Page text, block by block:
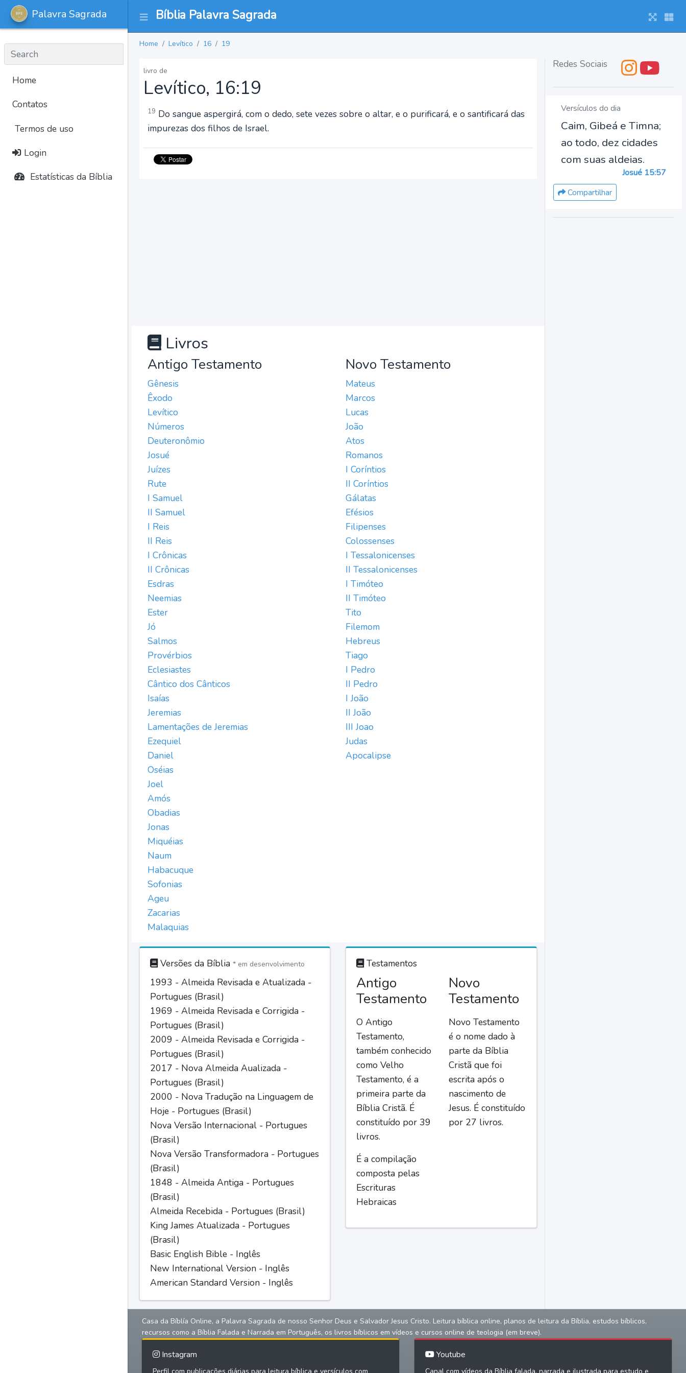
Bíblia Palavra Sagrada
Palavra Sagrada
Home
Contatos
Termos de uso
Login
Estatísticas da Bíblia
Home Levítico 16 19
livro de
Levítico, 16:19
19 Do sangue aspergirá, com o dedo, sete vezes sobre o altar, e o purificará, e o santificará das
impurezas dos filhos de Israel.
Livros
Antigo Testamento
Gênesis
Êxodo
Levítico
Números
Deuteronômio
Josué
Juízes
Rute
I Samuel
II Samuel
I Reis
II Reis
I Crônicas
II Crônicas
Esdras
Neemias
Ester
Jó
Salmos
Provérbios
Eclesiastes
Cântico dos Cânticos
Isaías
Jeremias
Lamentações de Jeremias
Ezequiel
Daniel
Oséias
Joel
Amós
Obadias
Jonas
Miquéias
Naum
Habacuque
Sofonias
Ageu
Zacarias
Malaquias
Novo Testamento
Mateus
Marcos
Lucas
João
Atos
Romanos
I Coríntios
II Coríntios
Gálatas
Efésios
Filipenses
Colossenses
I Tessalonicenses
II Tessalonicenses
I Timóteo
II Timóteo
Tito
Filemom
Hebreus
Tiago
I Pedro
II Pedro
I João
II João
III Joao
Judas
Apocalipse
Versões da Bíblia * em desenvolvimento
1993 - Almeida Revisada e Atualizada -
Portugues (Brasil)
1969 - Almeida Revisada e Corrigida -
Portugues (Brasil)
2009 - Almeida Revisada e Corrigida -
Portugues (Brasil)
2017 - Nova Almeida Aualizada -
Portugues (Brasil)
2000 - Nova Tradução na Linguagem de
Hoje - Portugues (Brasil)
Nova Versão Internacional - Portugues
(Brasil)
Nova Versão Transformadora - Portugues
(Brasil)
1848 - Almeida Antiga - Portugues
(Brasil)
Almeida Recebida - Portugues (Brasil)
King James Atualizada - Portugues
(Brasil)
Basic English Bible - Inglês
New International Version - Inglês
American Standard Version - Inglês
Testamentos
Antigo
Testamento
O Antigo
Testamento,
também conhecido
como Velho
Testamento, é a
primeira parte da
Bíblia Cristã. É
constituído por 39
livros.
É a compilação
composta pelas
Escrituras
Hebraicas
Novo
Testamento
Novo Testamento
é o nome dado à
parte da Bíblia
Cristã que foi
escrita após o
nascimento de
Jesus. É constituído
por 27 livros.
Redes Sociais
Versículos do dia
Caim, Gibeá e Timna;
ao todo, dez cidades
com suas aldeias.
Josué 15:57
Compartilhar
Casa da Bíblía Online, a Palavra Sagrada de nosso Senhor Deus e Salvador Jesus Cristo. Leitura bíblica online, planos de leitura da Bíblia, estudos bíblicos,
recursos como a Bíblia Falada e Narrada em Português, os livros bíblicos em vídeos e cursos online de teologia (em breve).
Instagram Youtube